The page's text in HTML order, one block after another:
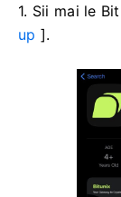
1. Sii mai le
up ].